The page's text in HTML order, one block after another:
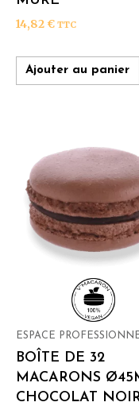
14,82 € TTC
Ajouter au panier
ESPACE
BOÎTE DE 32
MACARONS
CHOCOLAT